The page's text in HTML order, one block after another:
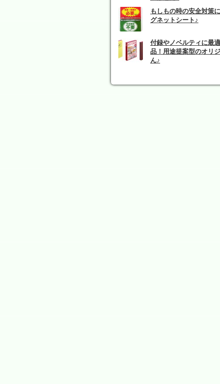
もしもの時の安全対策
グネットシート♪
付録やノベルティに最
品！用途提案型のオリ
ん♪